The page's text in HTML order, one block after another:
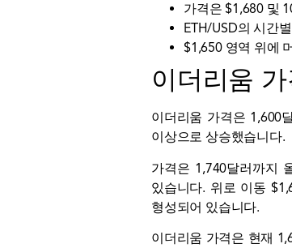
가격은 $1,680 및
ETH/USD의 시간
$1,650 영역 위에
이더리움
이더리움 가격은 1,600
이상으로 상승했습니다.
가격은 1,740달러까지
있습니다. 위로 이동
형성되어 있습니다.
이더리움 가격은 현재